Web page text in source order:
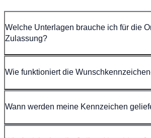
Welche Unterlagen brauche ich für die
Zulassung?
Wie funktioniert die
Wann werden meine Kennzeichen